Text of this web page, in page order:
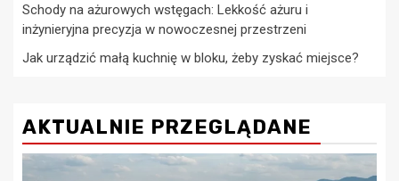
Schody na ażurowych wstęgach: Lekkość ażuru i
inżynieryjna precyzja w nowoczesnej przestrzeni
Jak urządzić małą kuchnię w bloku, żeby zyskać miejsce?
AKTUALNIE PRZEGLĄDANE